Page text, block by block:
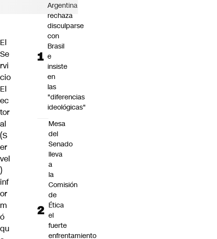
El
Se
rvi
cio
El
ec
tor
al
(S
er
vel
)
inf
or
m
ó
qu
Argentina
rechaza
disculparse
con
Brasil
e
insiste
en
las
"diferencias
ideológicas"
Mesa
del
Senado
lleva
a
la
Comisión
de
Ética
el
fuerte
enfrentamiento